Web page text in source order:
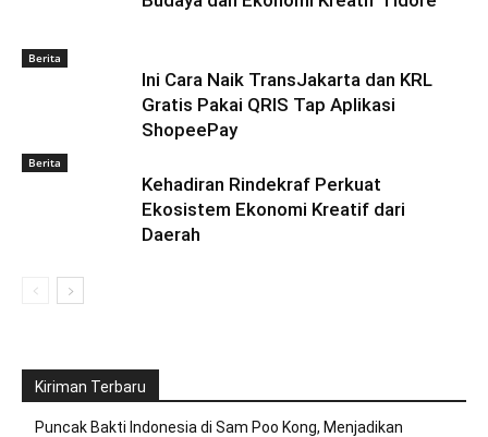
Berita
Ini Cara Naik TransJakarta dan KRL
Gratis Pakai QRIS Tap Aplikasi
ShopeePay
Berita
Kehadiran Rindekraf Perkuat
Ekosistem Ekonomi Kreatif dari
Daerah
Kiriman Terbaru
Puncak Bakti Indonesia di Sam Poo Kong, Menjadikan